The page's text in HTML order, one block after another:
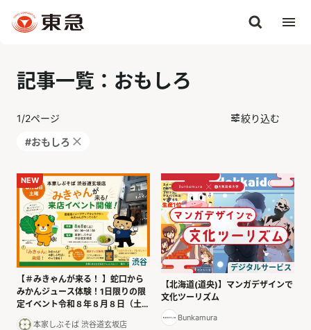
記事一覧：おもしろ
1/2ページ
絞り込む
#おもしろ
NEW
渋谷
【＃みきゃんが来る！ 】蛇口から
みかんジュース体験！1日限りの限
定イベント令和８年８月８日（土）
開催
本家しぶそば 渋谷道玄坂店
デジタルサービス
【北海道(道央)】マンガデザインで
文化ツーリズム
Bunkamura